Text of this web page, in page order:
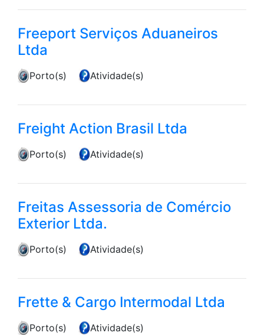
Freeport Serviços Aduaneiros
Ltda
Porto(s) Atividade(s)
Freight Action Brasil Ltda
Porto(s) Atividade(s)
Freitas Assessoria de Comércio
Exterior Ltda.
Porto(s) Atividade(s)
Frette & Cargo Intermodal Ltda
Porto(s) Atividade(s)